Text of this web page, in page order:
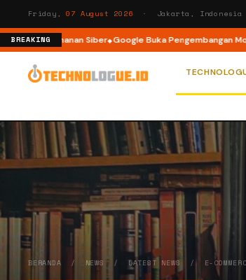
Friday,07 August 2026 · Jakarta, Indonesia
BREAKINGSiber Google Buka Pengembangan Model AI
BERANDA / NEWS / LATEST NEWS / E-